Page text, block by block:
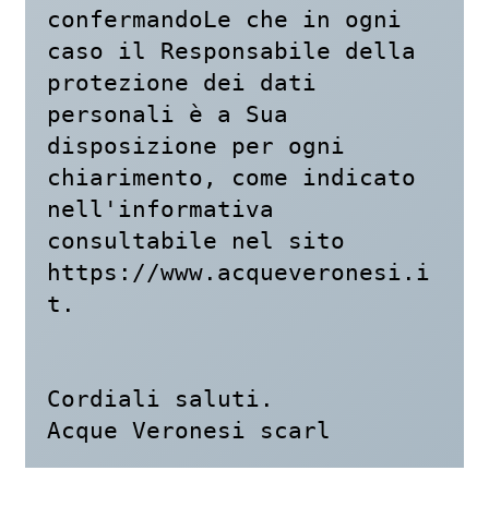
confermandoLe che in ogni
caso il Responsabile della
protezione dei dati
personali è a Sua
disposizione per ogni
chiarimento, come indicato
nell'informativa
consultabile nel sito
https://www.acqueveronesi.i
t.
Cordiali saluti.